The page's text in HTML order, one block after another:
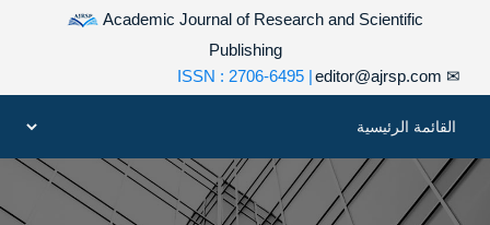
Academic Journal of Research and Scientific
Publishing
✉